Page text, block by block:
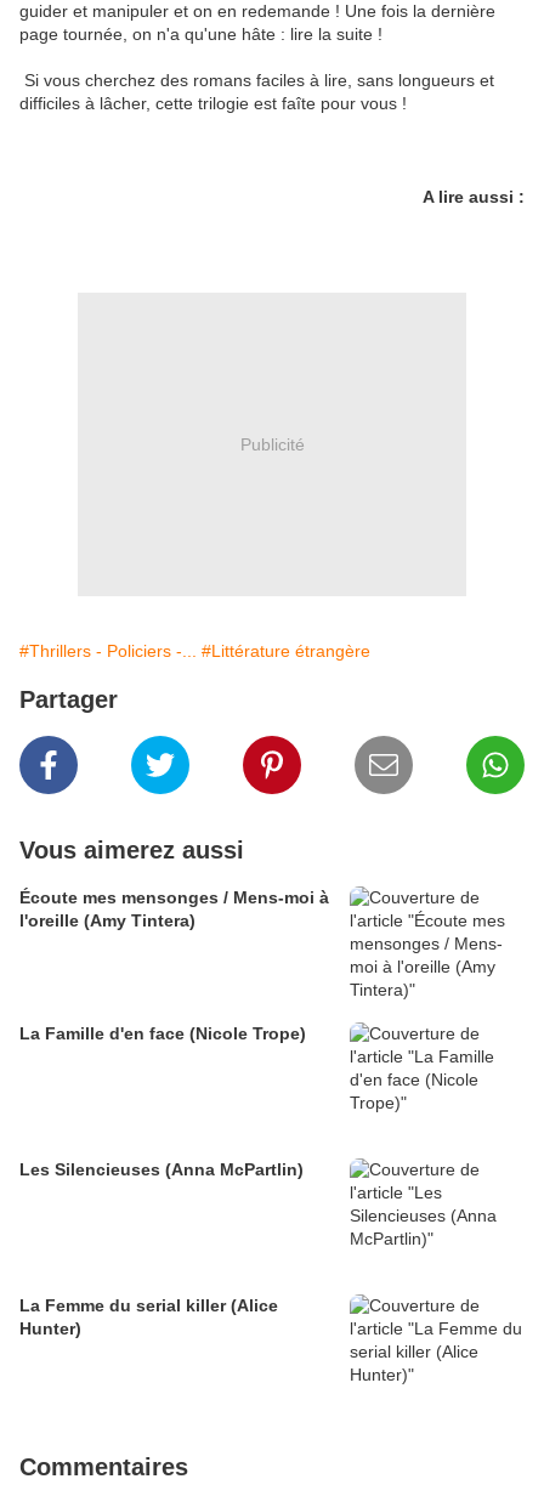
guider et manipuler et on en redemande ! Une fois la dernière
page tournée, on n'a qu'une hâte : lire la suite !
Si vous cherchez des romans faciles à lire, sans longueurs et
difficiles à lâcher, cette trilogie est faîte pour vous !
A lire aussi :
Publicité
#Thrillers - Policiers -... #Littérature étrangère
Partager
Vous aimerez aussi
Écoute mes mensonges / Mens-moi à
l'oreille (Amy Tintera)
La Famille d'en face (Nicole Trope)
Les Silencieuses (Anna McPartlin)
La Femme du serial killer (Alice
Hunter)
Commentaires